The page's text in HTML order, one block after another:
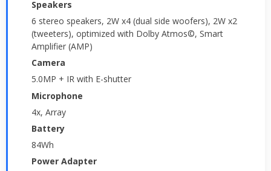
Speakers
6 stereo speakers, 2W x4 (dual side woofers), 2W x2
(tweeters), optimized with Dolby Atmos©, Smart
Amplifier (AMP)
Camera
5.0MP + IR with E-shutter
Microphone
4x, Array
Battery
84Wh
Power Adapter